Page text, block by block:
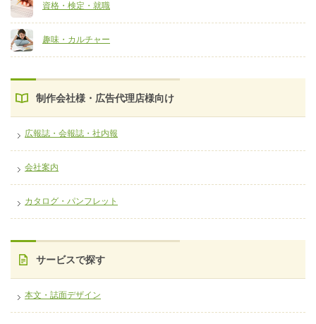
資格・検定・就職
趣味・カルチャー
制作会社様・広告代理店様向け
広報誌・会報誌・社内報
会社案内
カタログ・パンフレット
サービスで探す
本文・誌面デザイン